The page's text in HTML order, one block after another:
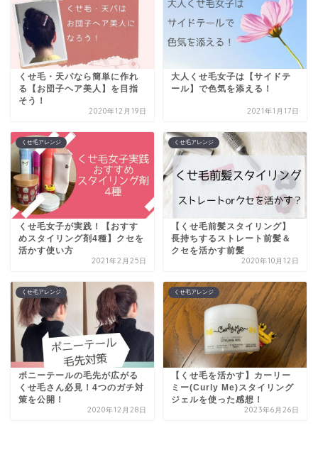
くせ毛・天パなら簡単に作れ
る【お団子ヘア美人】を目指
そう！
2020年12月19日
大人くせ毛女子は【サイドテ
ール】で色気を添える！
2021年1月17日
くせ毛アレンジ
くせ毛女子が実践！【おすす
めスタイリング剤4種】クセを
活かす使い方
2021年2月25日
くせ毛アレンジ
【くせ毛前髪スタイリング】
長持ちするストレート前髪＆
クセを活かす前髪
2020年10月12日
くせ毛アレンジ
ポニーテールの毛先が広がる
くせ毛さん必見！4つのガチ対
策を公開！
2020年12月28日
くせ毛アレンジ
【くせ毛を活かす】カーリー
ミー(Curly Me)スタイリング
ジェルを使った感想！
2023年6月26日